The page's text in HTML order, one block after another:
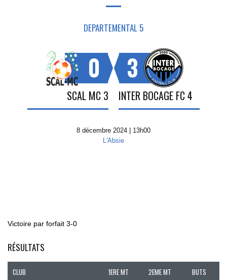
DEPARTEMENTAL 5
0
SCAL MC 3
3
INTER BOCAGE FC 4
8 décembre 2024 | 13h00
L'Absie
Victoire par forfait 3-0
RÉSULTATS
CLUB 1ERE MT 2EME MT BUTS